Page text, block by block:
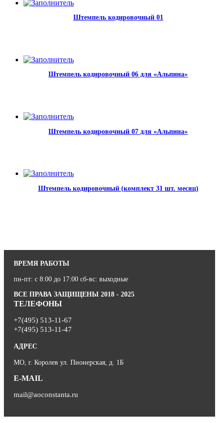
Штемпель кодировочный 01
Штемпель кодировочный 06 для «Альпина»
Штемпель кодировочный 07 для «Альпина»
Штемпель кодировочный (комплект 31 шт. месяц)
ВРЕМЯ РАБОТЫ
пн-пт: с 8:00 до 17:00 сб-вс: выходные
ВСЕ ПРАВА ЗАЩИЩЕНЫ 2018 - 2025
ТЕЛЕФОНЫ
+7(495) 513-11-67
+7(495) 513-11-47
АДРЕС
МО, г. Королев ул. Пионерская, д. 1Б
E-MAIL
mail@aoconstanta.ru